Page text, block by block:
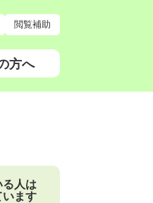
閲覧補助
方へ
る人は
います